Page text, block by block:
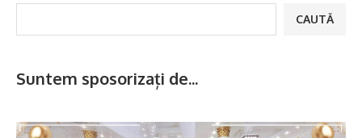
CAUTĂ
Suntem sposorizați de...